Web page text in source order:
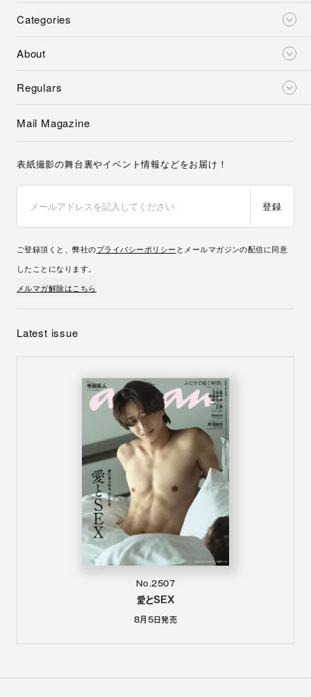
Categories
About
Regulars
Mail Magazine
表紙撮影の舞台裏やイベント情報などをお届け！
登録
ご登録頂くと、弊社のプライバシーポリシー とメールマガジンの配信に同意
したことになります。
メルマガ解除はこちら
Latest issue
No.2507
愛とSEX
8月5日発売